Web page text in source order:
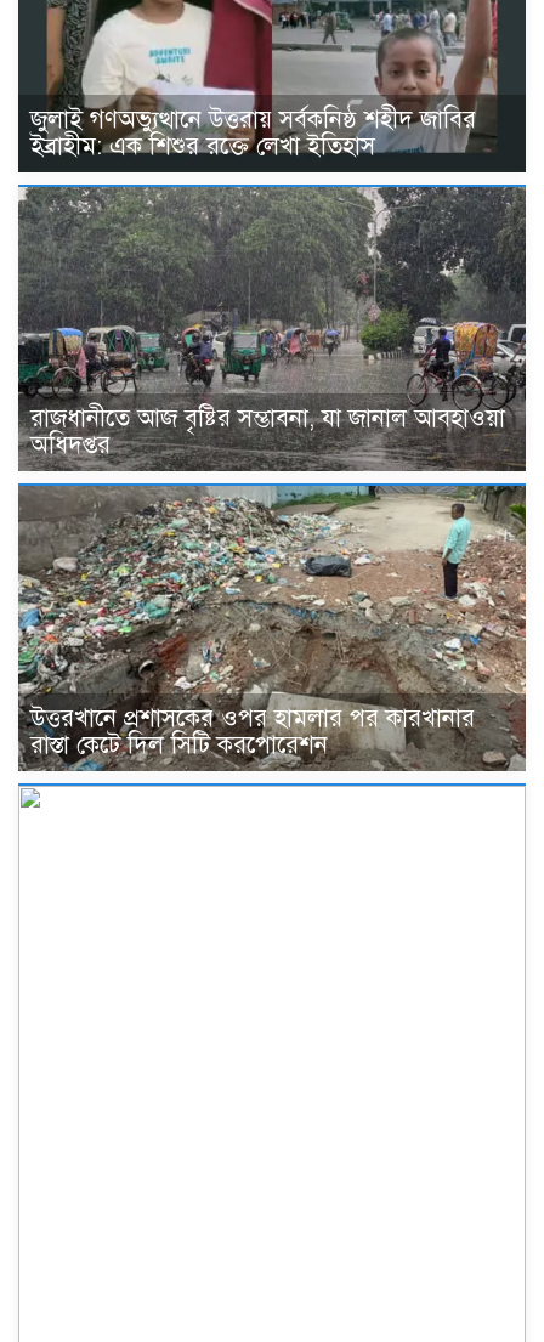
জুলাই গণঅভ্যুত্থানে উত্তরায় সর্বকনিষ্ঠ শহীদ জাবির
ইব্রাহীম: এক শিশুর রক্তে লেখা ইতিহাস
রাজধানীতে আজ বৃষ্টির সম্ভাবনা, যা জানাল আবহাওয়া
অধিদপ্তর
উত্তরখানে প্রশাসকের ওপর হামলার পর কারখানার
রাস্তা কেটে দিল সিটি করপোরেশন